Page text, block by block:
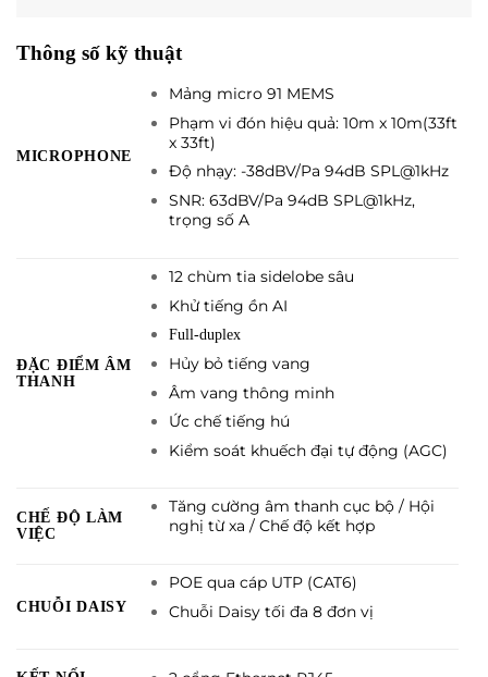
Thông số kỹ thuật
MICROPHONE
Mảng micro 91 MEMS
Phạm vi đón hiệu quả: 10m x 10m(33ft
x 33ft)
Độ nhạy: -38dBV/Pa 94dB SPL@1kHz
SNR: 63dBV/Pa 94dB SPL@1kHz,
trọng số A
ĐẶC ĐIỂM ÂM
THANH
12 chùm tia sidelobe sâu
Khử tiếng ồn AI
Full-duplex
Hủy bỏ tiếng vang
Âm vang thông minh
Ức chế tiếng hú
Kiểm soát khuếch đại tự động (AGC)
CHẾ ĐỘ LÀM
VIỆC
Tăng cường âm thanh cục bộ / Hội
nghị từ xa / Chế độ kết hợp
CHUỖI DAISY
POE qua cáp UTP (CAT6)
Chuỗi Daisy tối đa 8 đơn vị